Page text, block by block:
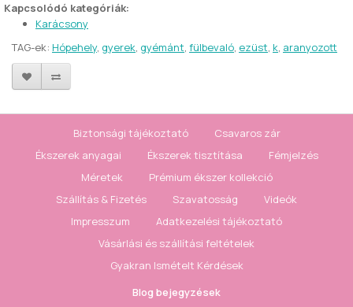
Kapcsolódó kategóriák:
Karácsony
TAG-ek: Hópehely, gyerek, gyémánt, fülbevaló, ezüst, k, aranyozott
Biztonsági tájékoztató
Csavaros zár
Ékszerek anyagai
Ékszerek tisztítása
Fémjelzés
Méretek
Prémium ékszer kollekció
Szállítás & Fizetés
Szavatosság
Videók
Impresszum
Adatkezelési tájékoztató
Vásárlási és szállítási feltételek
Gyakran Ismételt Kérdések
Blog bejegyzések